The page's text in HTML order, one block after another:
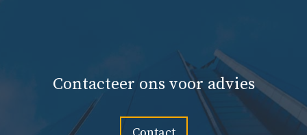
Contacteer ons voor advies